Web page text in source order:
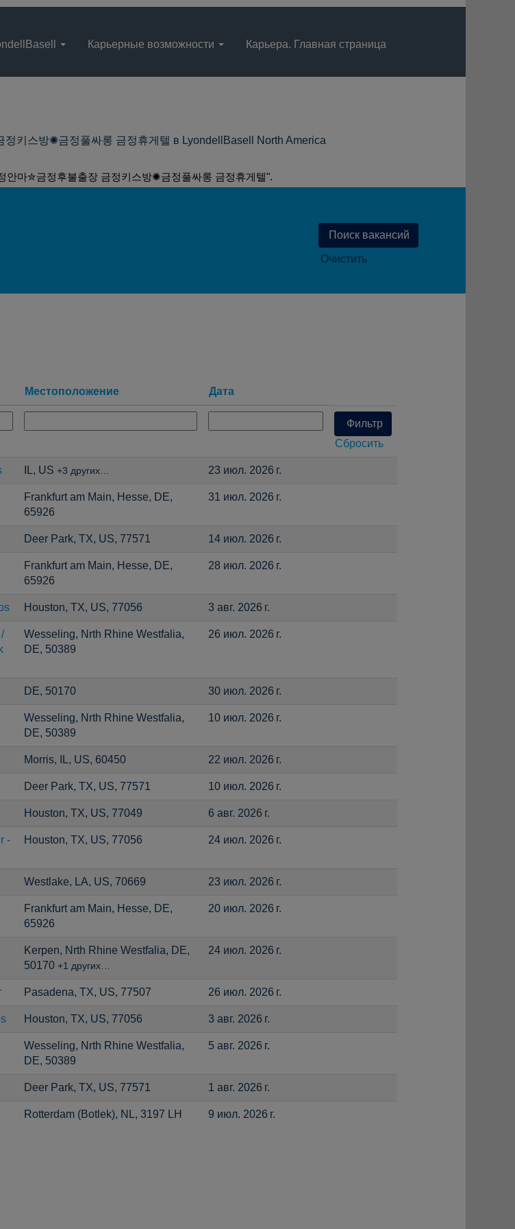
Карьерные возможности Карьера. Главная страница
키스방✺금정풀싸롱 금정휴게텔 в LyondellBasell North America
안마✮금정후불출장 금정키스방✺금정풀싸롱 금정휴게텔".
Очистить
Местоположение Дата
Сбросить
IL, US +3 других… 23 июл. 2026 г.
Frankfurt am Main, Hesse, DE,
65926
31 июл. 2026 г.
Deer Park, TX, US, 77571 14 июл. 2026 г.
Frankfurt am Main, Hesse, DE,
65926
28 июл. 2026 г.
Houston, TX, US, 77056 3 авг. 2026 г.
Wesseling, Nrth Rhine Westfalia,
DE, 50389
26 июл. 2026 г.
DE, 50170 30 июл. 2026 г.
Wesseling, Nrth Rhine Westfalia,
DE, 50389
10 июл. 2026 г.
Morris, IL, US, 60450 22 июл. 2026 г.
Deer Park, TX, US, 77571 10 июл. 2026 г.
Houston, TX, US, 77049 6 авг. 2026 г.
-
Houston, TX, US, 77056 24 июл. 2026 г.
Westlake, LA, US, 70669 23 июл. 2026 г.
Frankfurt am Main, Hesse, DE,
65926
20 июл. 2026 г.
Kerpen, Nrth Rhine Westfalia, DE,
50170 +1 других…
24 июл. 2026 г.
Pasadena, TX, US, 77507 26 июл. 2026 г.
Houston, TX, US, 77056 3 авг. 2026 г.
Wesseling, Nrth Rhine Westfalia,
DE, 50389
5 авг. 2026 г.
Deer Park, TX, US, 77571 1 авг. 2026 г.
Rotterdam (Botlek), NL, 3197 LH 9 июл. 2026 г.